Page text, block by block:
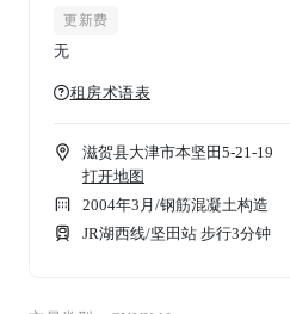
更新费
无
租房术语表
滋贺县大津市本坚田5-21-19
打开地图
2004年3月 /钢筋混凝土构造
JR湖西线/坚田站 步行3分钟